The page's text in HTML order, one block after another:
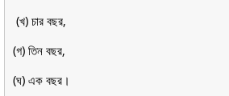
(খ) চার বছর,
(গ) তিন বছর,
(ঘ) এক বছর।